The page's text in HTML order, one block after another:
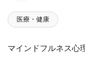
医療・健康
マインドフルネス心